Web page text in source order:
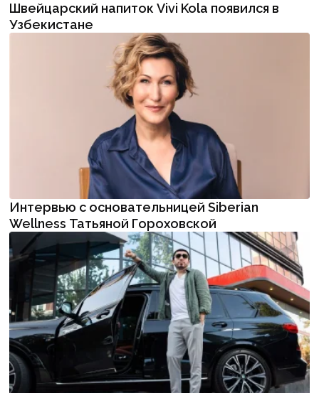
Швейцарский напиток Vivi Kola появился в
Узбекистане
Интервью с основательницей Siberian
Wellness Татьяной Гороховской